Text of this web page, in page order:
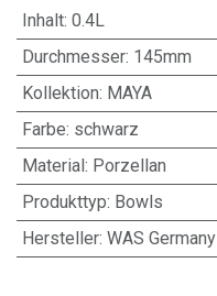
Inhalt: 0.4L
Durchmesser: 145mm
Kollektion: MAYA
Farbe: schwarz
Material: Porzellan
Produkttyp: Bowls
Hersteller: WAS Germany